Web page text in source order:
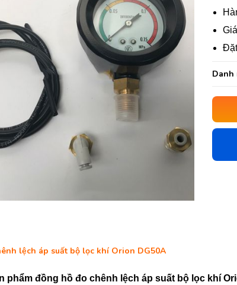
Danh
lệch áp suất bộ lọc khí Orion DG50A
phẩm đồng hồ đo chênh lệch áp suất bộ lọc khí